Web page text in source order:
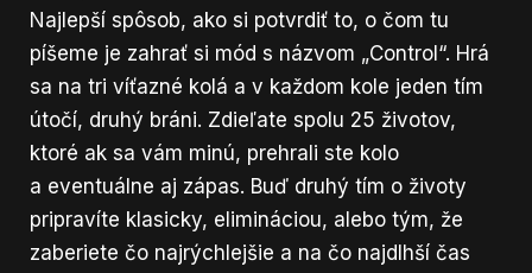
Najlepší spôsob, ako si potvrdiť to, o čom tu
píšeme je zahrať si mód s názvom „Control“. Hrá
sa na tri víťazné kolá a v každom kole jeden tím
útočí, druhý bráni. Zdieľate spolu 25 životov,
ktoré ak sa vám minú, prehrali ste kolo
a eventuálne aj zápas. Buď druhý tím o životy
pripravíte klasicky, elimináciou, alebo tým, že
zaberiete čo najrýchlejšie a na čo najdlhší čas